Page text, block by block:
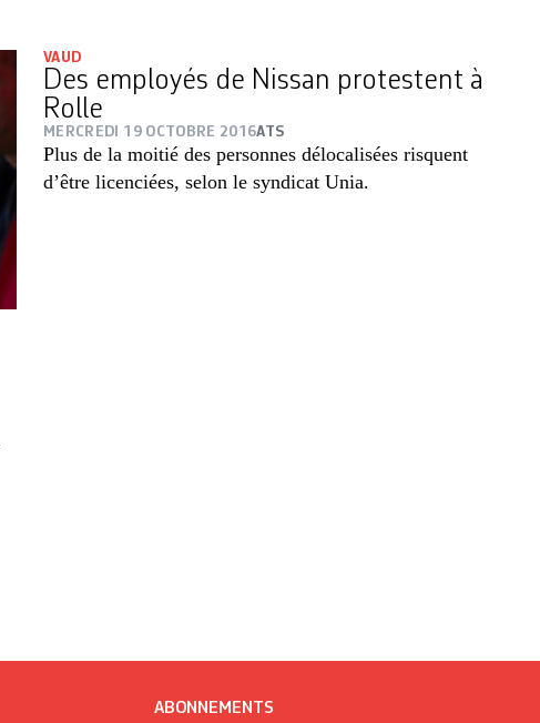
VAUD
Des employés de Nissan protestent à
Rolle
MERCREDI 19 OCTOBRE 2016ATS
Plus de la moitié des personnes délocalisées risquent
d’être licenciées, selon le syndicat Unia.
ABONNEMENTS